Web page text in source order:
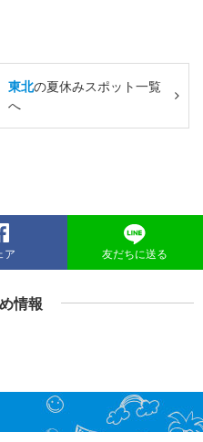
東北の夏休みスポット一覧
へ
ア 友だちに送る
情報